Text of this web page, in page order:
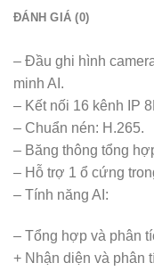
ĐÁNH GIÁ (0)
– Đầu ghi hình
minh AI.
– Kết nối 16 kênh IP
– Chuẩn nén: H.265.
– Băng thông tổng
– Hỗ trợ 1 ổ cứng
– Tính năng AI:
– Tổng hợp và phân
+ Nhận diện và phân